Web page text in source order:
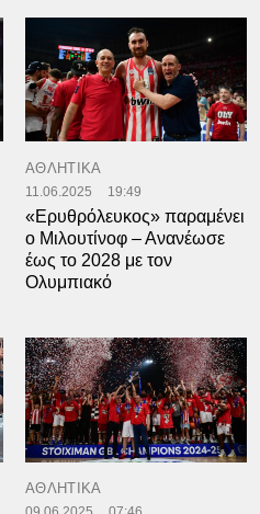
ΑΘΛΗΤΙΚΑ
11.06.2025 19:49
«Ερυθρόλευκος» παραμένει
ο Μιλουτίνοφ – Ανανέωσε
έως το 2028 με τον
Ολυμπιακό
ΑΘΛΗΤΙΚΑ